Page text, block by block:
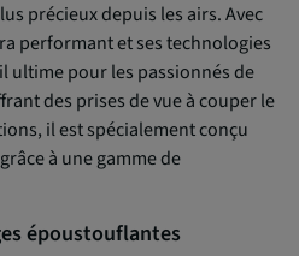
précieux depuis les airs. Avec
performant et ses technologies
ultime pour les passionnés de
des prises de vue à couper le
il est spécialement conçu
à une gamme de
époustouflantes